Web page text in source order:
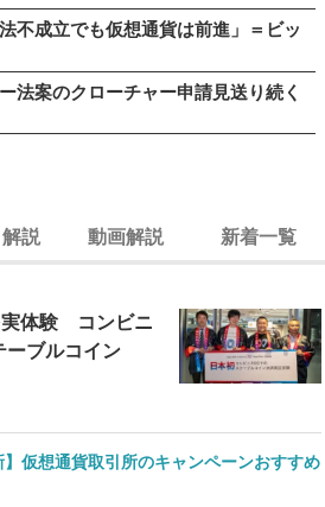
不成立でも仮想通貨は前進」＝ビッ
法案のクローチャー申請見送り続く
説 動画解説 新着一覧
実体験 コンビニ
ーブルコイン
】仮想通貨取引所のキャンペーンおすすめ